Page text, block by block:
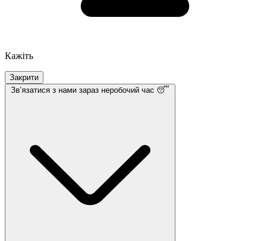
Кажіть
Закрити
Звʼязатися з нами зараз неробочий час 😴